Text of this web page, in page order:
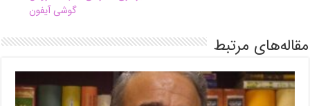
گوشی آیفون
مقاله‌های مرتبط